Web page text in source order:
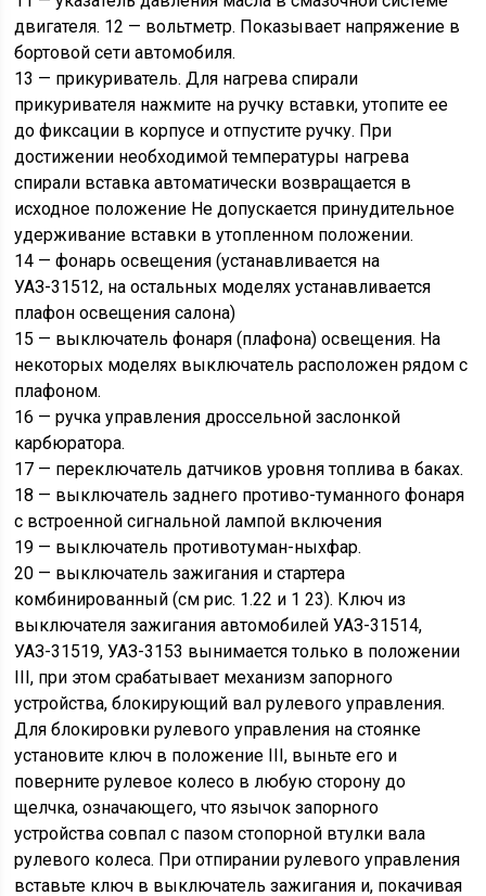
двигателя. 12 — вольтметр. Показывает напряжение в
бортовой сети автомобиля.
13 — прикуриватель. Для нагрева спирали
прикуривателя нажмите на ручку вставки, утопите ее
до фиксации в корпусе и отпустите ручку. При
достижении необходимой температуры нагрева
спирали вставка автоматически возвращается в
исходное положение Не допускается принудительное
удерживание вставки в утопленном положении.
14 — фонарь освещения (устанавливается на
УАЗ-31512, на остальных моделях устанавливается
плафон освещения салона)
15 — выключатель фонаря (плафона) освещения. На
некоторых моделях выключатель расположен рядом с
плафоном.
16 — ручка управления дроссельной заслонкой
карбюратора.
17 — переключатель датчиков уровня топлива в баках.
18 — выключатель заднего противо-туманного фонаря
с встроенной сигнальной лампой включения
19 — выключатель противотуман-ныхфар.
20 — выключатель зажигания и стартера
комбинированный (см рис. 1.22 и 1 23). Ключ из
выключателя зажигания автомобилей УАЗ-31514,
УАЗ-31519, УАЗ-3153 вынимается только в положении
III, при этом срабатывает механизм запорного
устройства, блокирующий вал рулевого управления.
Для блокировки рулевого управления на стоянке
установите ключ в положение III, выньте его и
поверните рулевое колесо в любую сторону до
щелчка, означающего, что язычок запорного
устройства совпал с пазом стопорной втулки вала
рулевого колеса. При отпирании рулевого управления
вставьте ключ в выключатель зажигания и, покачивая